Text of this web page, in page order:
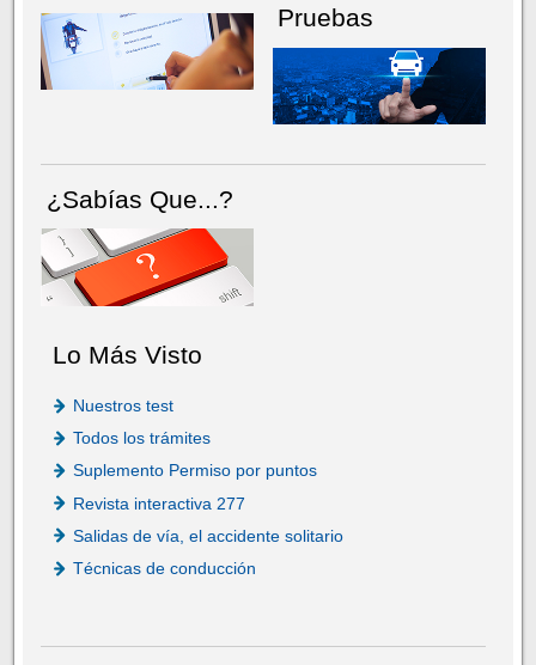
Pruebas
¿Sabías Que...?
Lo Más Visto
Nuestros test
Todos los trámites
Suplemento Permiso por puntos
Revista interactiva 277
Salidas de vía, el accidente solitario
Técnicas de conducción